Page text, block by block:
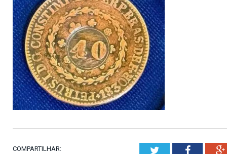
COMPARTILHAR: Twitter